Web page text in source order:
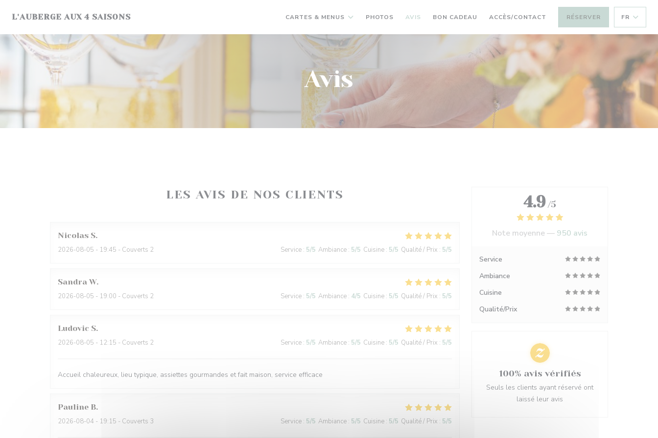
L'AUBERGE AUX 4 SAISONS CARTES & MENUS PHOTOS AVIS BON CADEAU ACCÈS/CONTACT RÉSERVER FR
Avis
LES AVIS DE NOS CLIENTS
Nicolas S
2026-08-05 - 19:45 - Couverts 2 Service : 5/5 Ambiance : 5/5 Cuisine : 5/5 Qualité / Prix : 5/5
Sandra W
2026-08-05 - 19:00 - Couverts 2 Service : 5/5 Ambiance : 4/5 Cuisine : 5/5 Qualité / Prix : 5/5
Ludovic S
2026-08-05 - 12:15 - Couverts 2 Service : 5/5 Ambiance : 5/5 Cuisine : 5/5 Qualité / Prix : 5/5
Accueil chaleureux, lieu typique, assiettes gourmandes et fait maison, service efficace
Pauline B
2026-08-04 - 19:15 - Couverts 3 Service : 5/5 Ambiance : 5/5 Cuisine : 5/5 Qualité / Prix : 5/5
4.9 /5
Note moyenne — 950 avis
Service
Ambiance
Cuisine
Qualité/Prix
100% avis vérifiés
Seuls les clients ayant réservé ont
laissé leur avis